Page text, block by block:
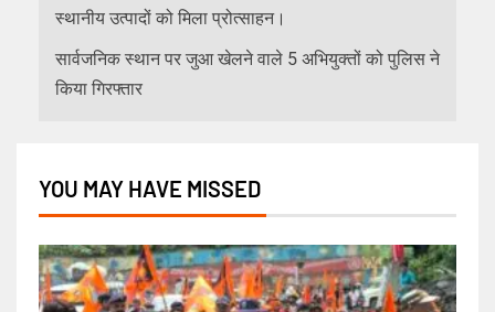
स्थानीय उत्पादों को मिला प्रोत्साहन।
सार्वजनिक स्थान पर जुआ खेलने वाले 5 अभियुक्तों को पुलिस ने
किया गिरफ्तार
YOU MAY HAVE MISSED